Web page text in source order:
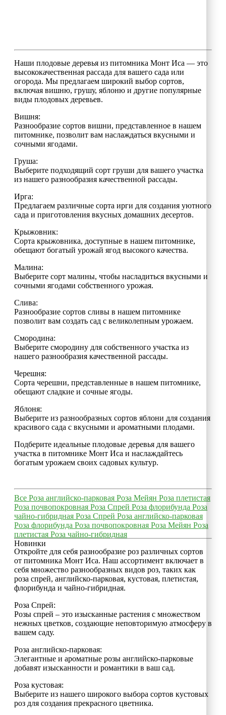
Наши плодовые деревья из питомника Монт Иса — это
высококачественная рассада для вашего сада или
огорода. Мы предлагаем широкий выбор сортов,
включая вишню, грушу, яблоню и другие популярные
виды плодовых деревьев.
Вишня:
Разнообразие сортов вишни, представленное в нашем
питомнике, позволит вам наслаждаться вкусными и
сочными ягодами.
Груша:
Выберите подходящий сорт груши для вашего участка
из нашего разнообразия качественной рассады.
Ирга:
Предлагаем различные сорта ирги для создания уютного
сада и приготовления вкусных домашних десертов.
Крыжовник:
Сорта крыжовника, доступные в нашем питомнике,
обещают богатый урожай ягод высокого качества.
Малина:
Выберите сорт малины, чтобы насладиться вкусными и
сочными ягодами собственного урожая.
Слива:
Разнообразие сортов сливы в нашем питомнике
позволит вам создать сад с великолепным урожаем.
Смородина:
Выберите смородину для собственного участка из
нашего разнообразия качественной рассады.
Черешня:
Сорта черешни, представленные в нашем питомнике,
обещают сладкие и сочные ягоды.
Яблоня:
Выберите из разнообразных сортов яблони для создания
красивого сада с вкусными и ароматными плодами.
Подберите идеальные плодовые деревья для вашего
участка в питомнике Монт Иса и наслаждайтесь
богатым урожаем своих садовых культур.
Все Роза английско-парковая Роза Мейян Роза плетистая
Роза почвопокровная Роза Спрей Роза флорибунда Роза
чайно-гибридная Роза Спрей Роза английско-парковая
Роза флорибунда Роза почвопокровная Роза Мейян Роза
плетистая Роза чайно-гибридная
Новинки
Откройте для себя разнообразие роз различных сортов
от питомника Монт Иса. Наш ассортимент включает в
себя множество разнообразных видов роз, таких как
роза спрей, английско-парковая, кустовая, плетистая,
флорибунда и чайно-гибридная.
Роза Спрей:
Розы спрей – это изысканные растения с множеством
нежных цветков, создающие неповторимую атмосферу в
вашем саду.
Роза английско-парковая:
Элегантные и ароматные розы английско-парковые
добавят изысканности и романтики в ваш сад.
Роза кустовая:
Выберите из нашего широкого выбора сортов кустовых
роз для создания прекрасного цветника.